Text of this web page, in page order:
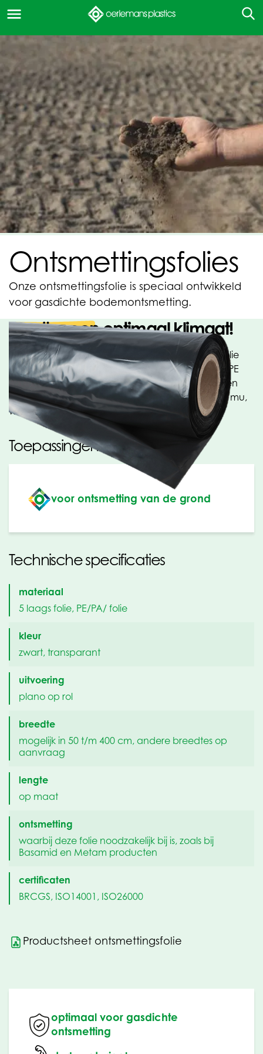
Ontsmettingsfolies
Onze ontsmettingsfolie is speciaal ontwikkeld
voor gasdichte bodemontsmetting.
Creëer een optimaal klimaat!
Onze ontsmettingsfolie is een speciale 3-laagse folie
voor ontsmetting. Het is gemaakt van een PE/PA/PE
samenstelling voor verbeterde sterkte, elasticiteit en
optimale gasdichte werking. De dikte is slechts 35 mu,
wat het gebruik erg economisch maakt.
Toepassingen
voor ontsmetting van de grond
Technische specificaties
materiaal
5 laags folie, PE/PA/ folie
kleur
zwart, transparant
uitvoering
plano op rol
breedte
mogelijk in 50 t/m 400 cm, andere breedtes op
aanvraag
lengte
op maat
ontsmetting
waarbij deze folie noodzakelijk bij is, zoals bij
Basamid en Metam producten
certificaten
BRCGS, ISO14001, ISO26000
Productsheet ontsmettingsfolie
optimaal voor gasdichte
ontsmetting